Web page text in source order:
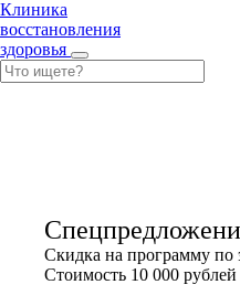
Клиника
восстановления
здоровья
Скидка на программу по
Стоимость 10 000 рублей